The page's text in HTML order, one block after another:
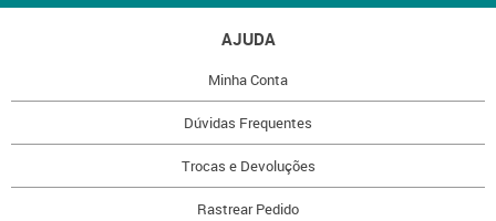
AJUDA
Minha Conta
Dúvidas Frequentes
Trocas e Devoluções
Rastrear Pedido